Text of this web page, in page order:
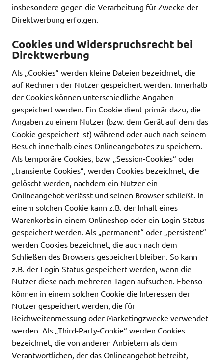
insbesondere gegen die Verarbeitung für Zwecke der
Direktwerbung erfolgen.
Cookies und Widerspruchsrecht bei
Direktwerbung
Als „Cookies“ werden kleine Dateien bezeichnet, die
auf Rechnern der Nutzer gespeichert werden. Innerhalb
der Cookies können unterschiedliche Angaben
gespeichert werden. Ein Cookie dient primär dazu, die
Angaben zu einem Nutzer (bzw. dem Gerät auf dem das
Cookie gespeichert ist) während oder auch nach seinem
Besuch innerhalb eines Onlineangebotes zu speichern.
Als temporäre Cookies, bzw. „Session-Cookies“ oder
„transiente Cookies“, werden Cookies bezeichnet, die
gelöscht werden, nachdem ein Nutzer ein
Onlineangebot verlässt und seinen Browser schließt. In
einem solchen Cookie kann z.B. der Inhalt eines
Warenkorbs in einem Onlineshop oder ein Login-Status
gespeichert werden. Als „permanent“ oder „persistent“
werden Cookies bezeichnet, die auch nach dem
Schließen des Browsers gespeichert bleiben. So kann
z.B. der Login-Status gespeichert werden, wenn die
Nutzer diese nach mehreren Tagen aufsuchen. Ebenso
können in einem solchen Cookie die Interessen der
Nutzer gespeichert werden, die für
Reichweitenmessung oder Marketingzwecke verwendet
werden. Als „Third-Party-Cookie“ werden Cookies
bezeichnet, die von anderen Anbietern als dem
Verantwortlichen, der das Onlineangebot betreibt,